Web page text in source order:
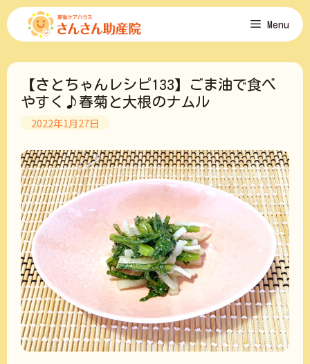
コ
ン
ツ
Menu
【さとちゃんレシピ133】ごま油で食べ
やすく♪春菊と大根のナムル
2022年1月27日